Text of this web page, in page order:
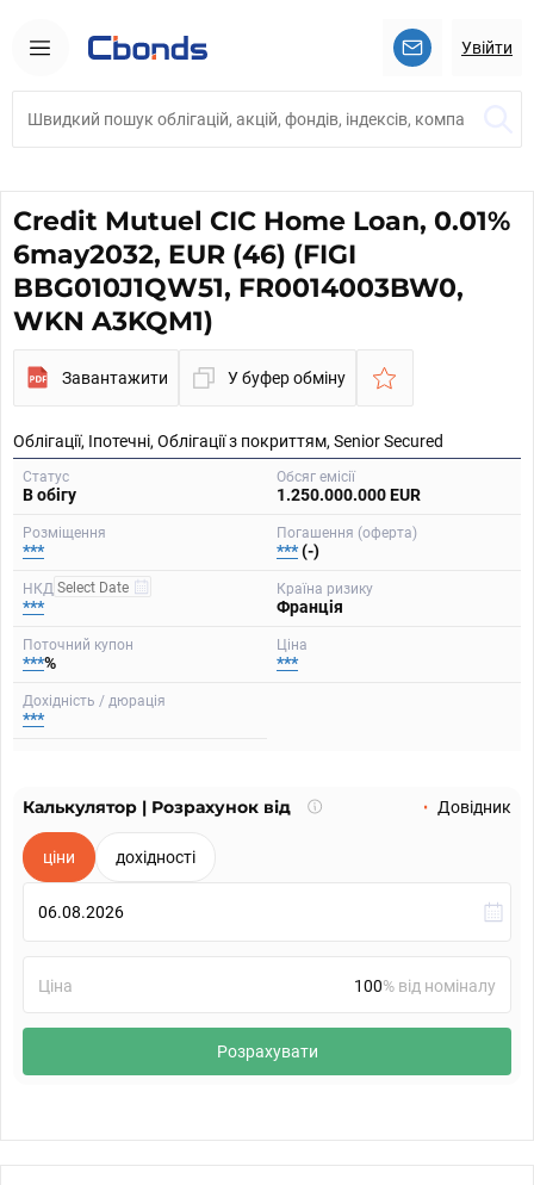
Увійти
Credit Mutuel CIC Home Loan, 0.01%
6may2032, EUR (46) (FIGI
BBG010J1QW51, FR0014003BW0,
WKN A3KQM1)
Завантажити У буфер обміну
Облігації, Іпотечні, Облігації з покриттям, Senior Secured
Статус
В обігу
Обсяг емісії
1.250.000.000 EUR
Розміщення
***
Погашення (оферта)
***(-)
НКД
***
Країна ризику
Франція
Поточний купон
***%
Ціна
***
Дохідність / дюрація
***
Калькулятор | Розрахунок від
Що
Довідник
ціни дохідності
Ціна % від номіналу
Розрахувати